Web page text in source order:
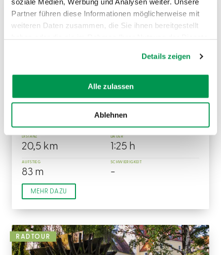
Partner führen diese Informationen möglicherweise mit
weiteren Daten zusammen, die Sie ihnen bereitgestellt
Details zeigen
Alle zulassen
Ablehnen
RADTOUR
Witaquelle - Radrundweg
Schmuttertal, seine Tiere und Pflanzen, kennen.
DISTANZ
20,5 km
DAUER
1:25 h
AUFSTIEG
83 m
SCHWIERIGKEIT
-
MEHR DAZU
RADTOUR